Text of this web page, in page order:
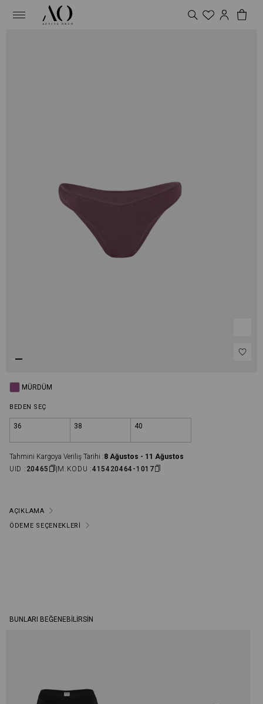
MÜRDÜM
BEDEN SEÇ
36 38 40
Tahmini Kargoya Veriliş Tarihi :8 Ağustos - 11 Ağustos
UID : 20465 M.KODU :415420464-1017
AÇIKLAMA
ÖDEME SEÇENEKLERI
BUNLARI BEĞENEBILIRSIN